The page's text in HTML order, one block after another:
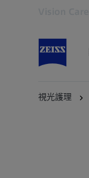
視光護理